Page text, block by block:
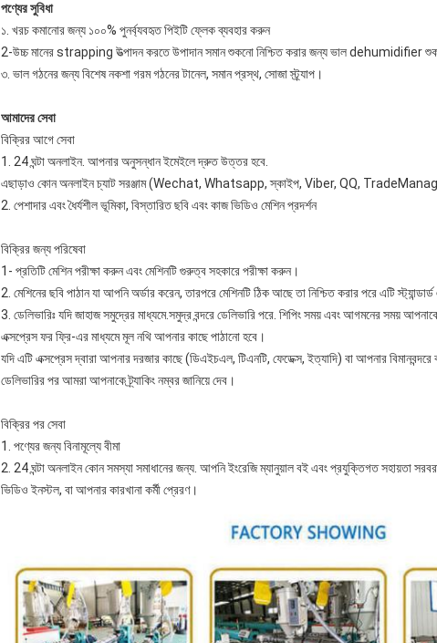
পণ্যের সুবিধা
১. খরচ কমানোর জন্য ১০০% পুনর্ব্যবহৃত পিইটি ফ্লেক ব্যবহার করুন
2-উচ্চ মানের strapping উত্পাদন করতে উপাদান সমান শুকনো নিশ্চিত করার জন্য ভাল dehumidifier
৩. ভাল গঠনের জন্য বিশেষ নকশা গরম গঠনের টানেল, সমান প্রস্থ, সোজা স্ট্র্যাপ।
আমাদের সেবা
বিক্রির আগে সেবা
1. 24 ঘন্টা অনলাইন. আপনার অনুসন্ধান ইমেইলে দ্রুত উত্তর হবে.
এছাড়াও কোন অনলাইন চ্যাট সরঞ্জাম (Wechat, Whatsapp, স্কাইপ, Viber, QQ, TradeManager)
2. পেশাদার এবং ধৈর্যশীল ভূমিকা, বিস্তারিত ছবি এবং কাজ ভিডিও মেশিন প্রদর্শন
বিক্রির জন্য পরিষেবা
1- প্রতিটি মেশিন পরীক্ষা করুন এবং মেশিনটি গুরুত্ব সহকারে পরীক্ষা করুন।
2. মেশিনের ছবি পাঠান যা আপনি অর্ডার করেন, তারপরে মেশিনটি ঠিক আছে তা নিশ্চিত করার পরে এটি
3. ডেলিভারিঃ যদি জাহাজ সমুদ্রের মাধ্যমে.সমুদ্র বন্দরে ডেলিভারি পরে. শিপিং সময় এবং আগমনের সময়
এক্সপ্রেস ফর ফ্রি-এর মাধ্যমে মূল নথি আপনার কাছে পাঠানো হবে।
যদি এটি এক্সপ্রেস দ্বারা আপনার দরজার কাছে (ডিএইচএল, টিএনটি, ফেডেক্স, ইত্যাদি) বা আপনার বিমানবন্দরে
ডেলিভারির পর আমরা আপনাকে ট্র্যাকিং নম্বর জানিয়ে দেব।
বিক্রির পর সেবা
1. পণ্যের জন্য বিনামূল্যে বীমা
2. 24 ঘন্টা অনলাইন কোন সমস্যা সমাধানের জন্য. আপনি ইংরেজি ম্যানুয়াল বই এবং প্রযুক্তিগত সহায়তা
ভিডিও ইনস্টল, বা আপনার কারখানা কর্মী প্রেরণ।